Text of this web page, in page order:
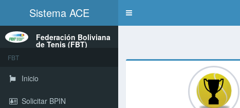
Sistema ACE
Toggle
Federación Boliviana
de Tenis (FBT)
FBT
Inicio
Solicitar BPIN